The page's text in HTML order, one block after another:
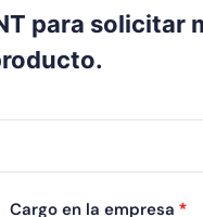
para solicitar
Cargo en la empresa*